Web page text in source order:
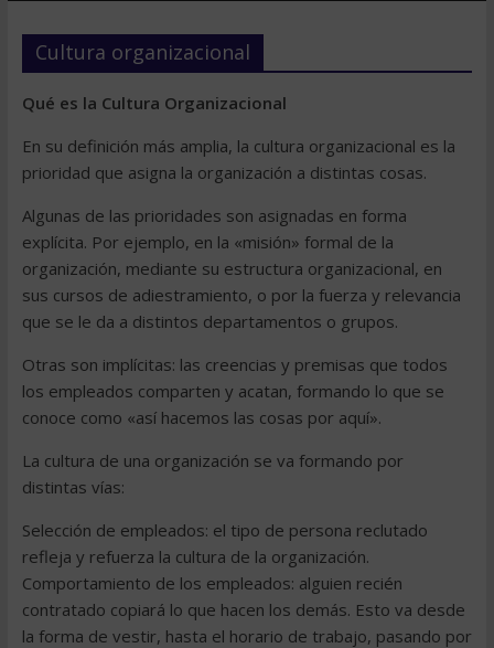
Cultura organizacional
Qué es la Cultura Organizacional
En su definición más amplia, la cultura organizacional es la
prioridad que asigna la organización a distintas cosas.
Algunas de las prioridades son asignadas en forma
explícita. Por ejemplo, en la «misión» formal de la
organización, mediante su estructura organizacional, en
sus cursos de adiestramiento, o por la fuerza y relevancia
que se le da a distintos departamentos o grupos.
Otras son implícitas: las creencias y premisas que todos
los empleados comparten y acatan, formando lo que se
conoce como «así hacemos las cosas por aquí».
La cultura de una organización se va formando por
distintas vías:
Selección de empleados: el tipo de persona reclutado
refleja y refuerza la cultura de la organización.
Comportamiento de los empleados: alguien recién
contratado copiará lo que hacen los demás. Esto va desde
la forma de vestir, hasta el horario de trabajo, pasando por